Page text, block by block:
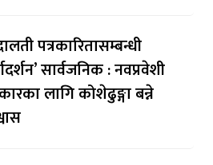
पत्रकारितासम्बन्धी
सार्वजनिक : नवप्रवेशी
लागि कोशेढुङ्गा बन्ने